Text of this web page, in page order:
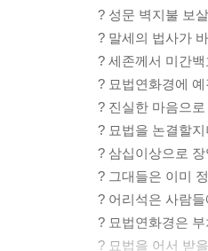
? 성문 벽지불 보
? 말세의 법사가
? 세존께서 미간
? 묘법연화경에
? 진실한 마음으
? 묘법을 논결할
? 삼십이상으로
? 그대들은 이미
? 어리석은 사람
? 묘법연화경은
? 묘법을 어서 받